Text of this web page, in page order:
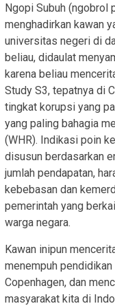
Ngopi Subuh (ngobrol
menghadirkan kawan
universitas negeri di
beliau, didaulat
karena beliau
Study S3, tepatnya di
tingkat korupsi yang
yang paling bahagia
(WHR). Indikasi poin
disusun berdasarkan
jumlah pendapatan,
kebebasan dan
pemerintah yang
warga negara.
Kawan inipun
menempuh
Copenhagen, dan
masyarakat kita di